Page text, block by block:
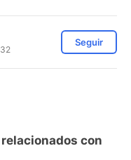
Seguir
con